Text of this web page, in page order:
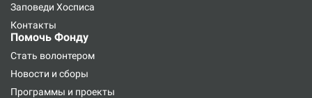
Заповеди Хосписа
Контакты
Помочь Фонду
Стать волонтером
Новости и сборы
Программы и проекты